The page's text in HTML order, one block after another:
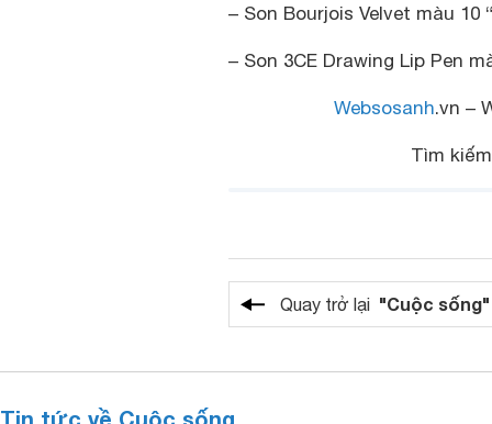
– Son Bourjois Velvet màu 10
– Son 3CE Drawing Lip Pen
Websosanh.vn –
Tìm
Quay trở lại "Cuộc sống"
Tin tức về Cuộc sống